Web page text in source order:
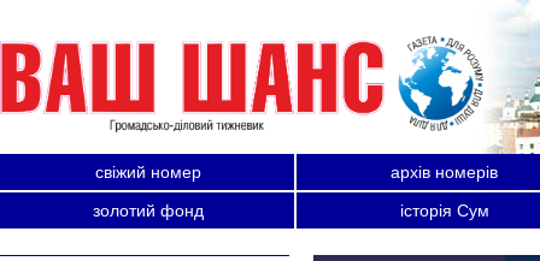
свіжий номер
архів номерів
золотий фонд
історія Сум